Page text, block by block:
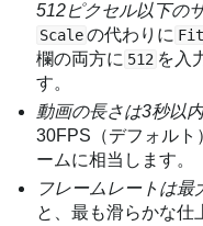
512ピクセル以下の
Scale の代わりに Fit
欄の両方に 512 を入
す。
動画の長さは3秒以内
30FPS（デフォルト
ームに相当します。
フレームレートは最
と、最も滑らかな仕